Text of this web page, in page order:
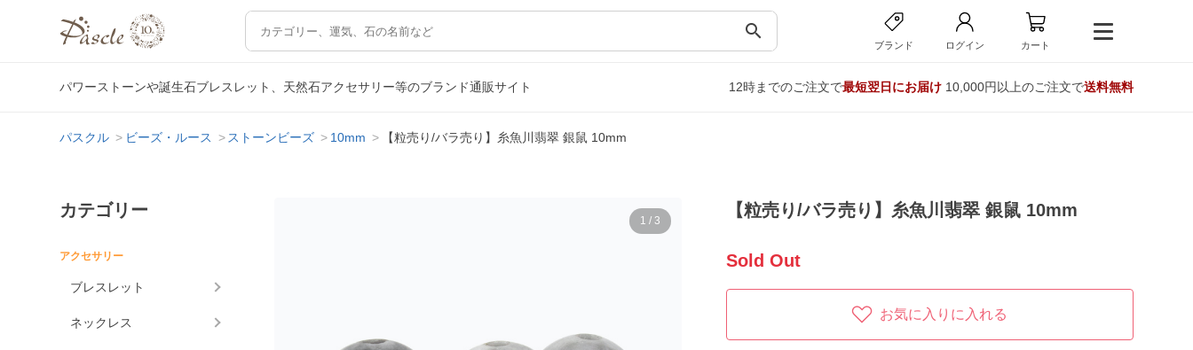
search
ブランド ログイン カート
パワーストーンや誕生石ブレスレット、天然石アクセサリー等のブランド通販サイト 12時までのご注文で最短翌日にお届け10,000円以上のご注文で送料無料
パスクル ビーズ・ルース ストーンビーズ 10mm 【粒売り/バラ売り】糸魚川翡翠 銀鼠 10mm
カテゴリー
アクセサリー
ブレスレット
ネックレス
1 / 3
【粒売り/バラ売り】糸魚川翡翠 銀鼠 10mm
Sold Out
お気に入りに入れる